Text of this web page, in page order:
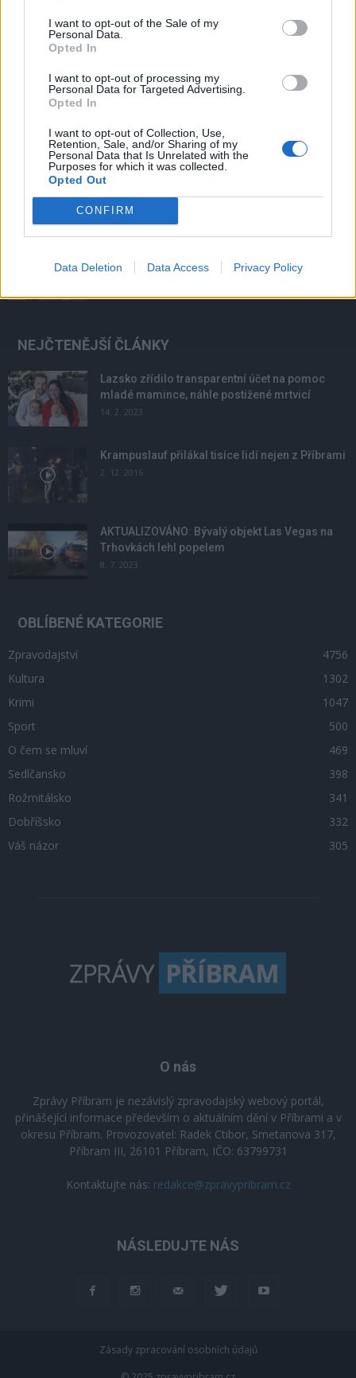
I want to opt-out of the Sale of my
Personal Data.
Opted In
I want to opt-out of processing my
Personal Data for Targeted Advertising.
Opted In
I want to opt-out of Collection, Use,
Retention, Sale, and/or Sharing of my
Personal Data that Is Unrelated with the
Purposes for which it was collected.
Opted Out
CONFIRM
Data Deletion Data Access Privacy Policy
Většina koupališť na Příbramsku nabízí výborné
4. 8. 2026
Přibudou i tři nové poblíž Svaté Hory
NEJČTENĚJŠÍ ČLÁNKY
Lazsko zřídilo transparentní účet na pomoc
mladé mamince, náhle postižené mrtvicí
14. 2. 2023
Krampuslauf přilákal tisíce lidí nejen z Příbrami
2. 12. 2016
AKTUALIZOVÁNO: Bývalý objekt Las Vegas na
Trhovkách lehl popelem
8. 7. 2023
OBLÍBENÉ KATEGORIE
Zpravodajství
4756
Kultura
1302
Krimi
1047
Sport
500
O čem se mluví
469
Sedlčansko
398
Rožmitálsko
341
Dobříšsko
332
Váš názor
305
O nás
Zprávy Příbram je nezávislý zpravodajský webový portál,
přinášející informace především o aktuálním dění v Příbrami a v
okresu Příbram. Provozovatel: Radek Ctibor, Smetanova 317,
Příbram III, 26101 Příbram, IČO: 63799731
Kontaktujte nás: redakce@zpravypribram.cz
NÁSLEDUJTE NÁS
Zásady zpracování osobních údajů